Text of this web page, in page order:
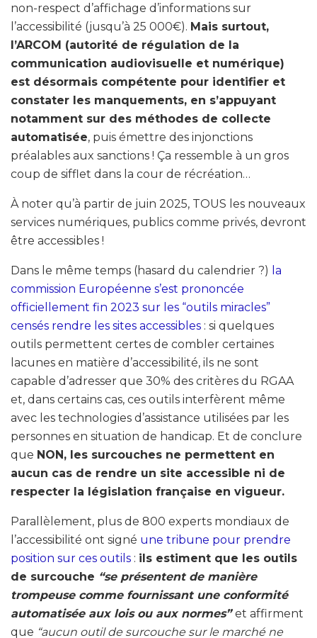
non-respect d’affichage d’informations sur
l’accessibilité (jusqu’à 25 000€). Mais surtout,
l’ARCOM (autorité de régulation de la
communication audiovisuelle et numérique)
est désormais compétente pour identifier et
constater les manquements, en s’appuyant
notamment sur des méthodes de collecte
automatisée, puis émettre des injonctions
préalables aux sanctions ! Ça ressemble à un gros
coup de sifflet dans la cour de récréation…
À noter qu’à partir de juin 2025, TOUS les nouveaux
services numériques, publics comme privés, devront
être accessibles !
Dans le même temps (hasard du calendrier ?) la
commission Européenne s’est prononcée
officiellement fin 2023 sur les “outils miracles”
censés rendre les sites accessibles : si quelques
outils permettent certes de combler certaines
lacunes en matière d’accessibilité, ils ne sont
capable d’adresser que 30% des critères du RGAA
et, dans certains cas, ces outils interfèrent même
avec les technologies d’assistance utilisées par les
personnes en situation de handicap. Et de conclure
que NON, les surcouches ne permettent en
aucun cas de rendre un site accessible ni de
respecter la législation française en vigueur.
Parallèlement, plus de 800 experts mondiaux de
l’accessibilité ont signé une tribune pour prendre
position sur ces outils : ils estiment que les outils
de surcouche “se présentent de manière
trompeuse comme fournissant une conformité
automatisée aux lois ou aux normes” et affirment
que “aucun outil de surcouche sur le marché ne